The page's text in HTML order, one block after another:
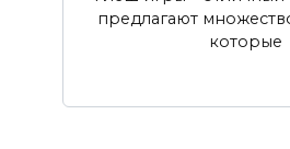
предлагают
которые